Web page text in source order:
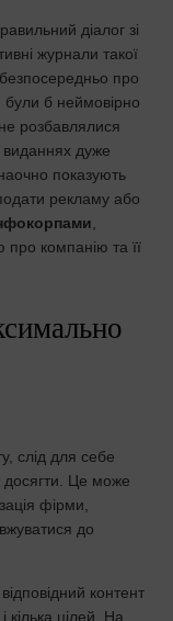
діалог зі
журнали такої
про
були б неймовірно
розбавлялися
виданнях дуже
показують
рекламу або
про компанію та її
слід для себе
досягти. Це може
фірми,
до
контент
кілька цілей. На